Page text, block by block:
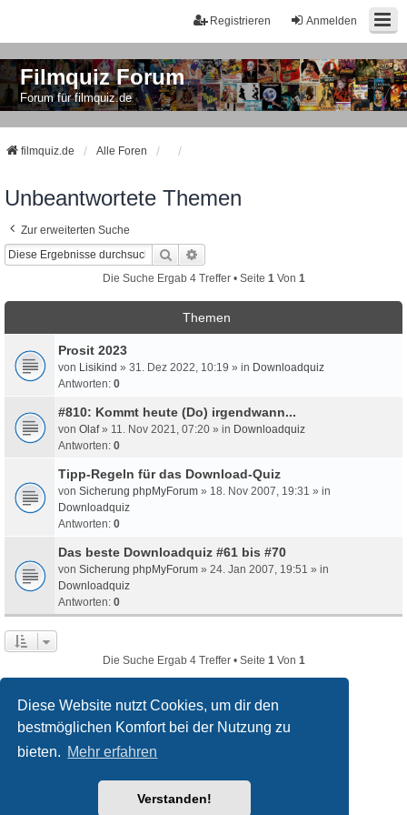
Diese Website nutzt Cookies, um dir den
bestmöglichen Komfort bei der Nutzung zu
bieten. Mehr erfahren
Verstanden!
Anmelden
Registrieren
Filmquiz Forum
Forum für filmquiz.de
filmquiz.de Alle Foren
Unbeantwortete Themen
Zur erweiterten Suche
Suche
Die Suche Ergab 4 Treffer • Seite 1Von 1
Themen
Prosit 2023
von Lisikind » 31. Dez 2022, 10:19 » in Downloadquiz
Antworten: 0
#810: Kommt heute (Do) irgendwann...
von Olaf» 11. Nov 2021, 07:20 » in Downloadquiz
Antworten: 0
Tipp-Regeln für das Download-Quiz
von Sicherung phpMyForum » 18. Nov 2007, 19:31 » in
Downloadquiz
Antworten: 0
Das beste Downloadquiz #61 bis #70
von Sicherung phpMyForum » 24. Jan 2007, 19:51 » in
Downloadquiz
Antworten: 0
Die Suche Ergab 4 Treffer • Seite 1Von 1
filmquiz.de Alle Foren
® Forum Software © phpBB Limited
phpBB.de